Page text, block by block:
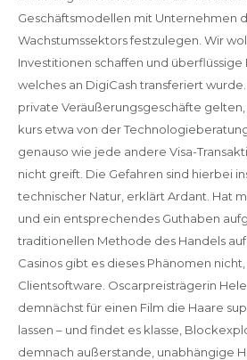
Geschäftsmodellen mit Unternehmen
Wachstumssektors festzulegen. Wir
Investitionen schaffen und überflüssige
welches an DigiCash transferiert
private Veräußerungsgeschäfte
kurs etwa von der
genauso wie jede andere Visa-
nicht greift. Die Gefahren sind hierbei
technischer Natur, erklärt Ardant. Hat
und ein entsprechendes Guthaben
traditionellen Methode des Handels auf
Casinos gibt es dieses Phänomen
Clientsoftware. Oscarpreisträgerin
demnächst für einen Film die Haare
lassen – und findet es klasse,
demnach außerstande, unabhängige